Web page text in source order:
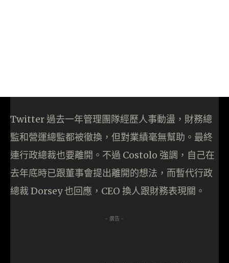
Twitter 過去一年管理團隊經歷人事動盪，財務總
監和營運總監都被徹換，但對業績毫無幫助。最終
連行政總裁也要離開。不過 Costolo 強調，自己在
去年底時已跟董事會提出離開的想法，而暫代行政
總裁 Dorsey 也回應，CEO 換人跟財務表現關。
- 廣告 -